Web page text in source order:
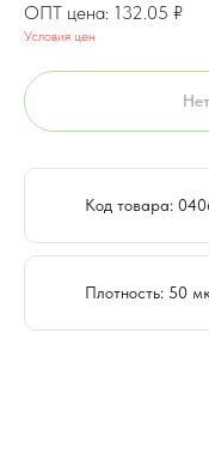
132.05 ₽
Условия цен
Код товара:
Плотность: 50